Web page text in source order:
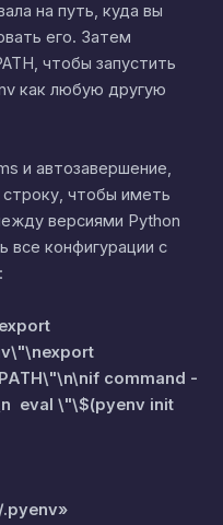
на путь, куда вы
его. Затем
чтобы запустить
как любую другую
и автозавершение,
чтобы иметь
версиями Python
конфигурации с
command -
eval \"\$(pyenv init
.pyenv»